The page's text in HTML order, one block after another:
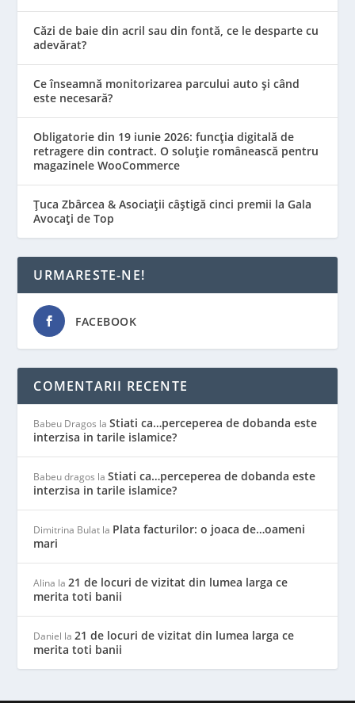
Căzi de baie din acril sau din fontă, ce le desparte cu
adevărat?
Ce înseamnă monitorizarea parcului auto și când
este necesară?
Obligatorie din 19 iunie 2026: funcția digitală de
retragere din contract. O soluție românească pentru
magazinele WooCommerce
Țuca Zbârcea & Asociații câștigă cinci premii la Gala
Avocați de Top
URMARESTE-NE!
FACEBOOK
COMENTARII RECENTE
Babeu Dragos laStiati ca…perceperea de dobanda este
interzisa in tarile islamice?
Babeu dragos laStiati ca…perceperea de dobanda este
interzisa in tarile islamice?
Dimitrina Bulat la Plata facturilor: o joaca de…oameni
mari
Alina la21 de locuri de vizitat din lumea larga ce
merita toti banii
Daniel la21 de locuri de vizitat din lumea larga ce
merita toti banii